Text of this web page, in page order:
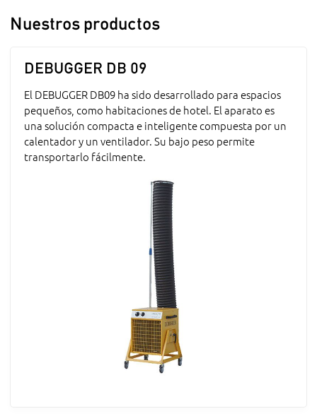
Nuestros productos
DEBUGGER DB 09
El DEBUGGER DB09 ha sido desarrollado para espacios
pequeños, como habitaciones de hotel. El aparato es
una solución compacta e inteligente compuesta por un
calentador y un ventilador. Su bajo peso permite
transportarlo fácilmente.